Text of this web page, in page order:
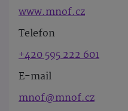
www.mnof.cz
Telefon
+420 595 222 601
E-mail
mnof@mnof.cz